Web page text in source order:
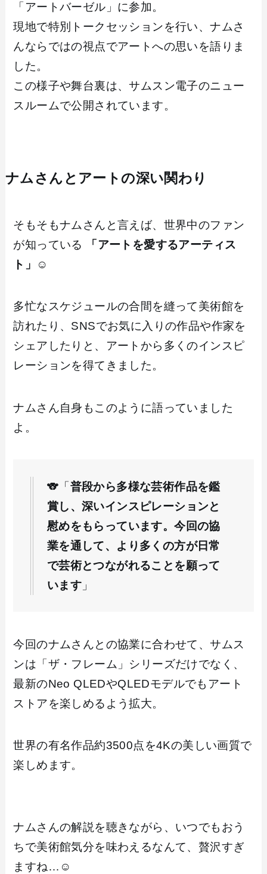
「アートバーゼル」に参加。
現地で特別トークセッションを行い、ナムさ
んならではの視点でアートへの思いを語りま
した。
この様子や舞台裏は、サムスン電子のニュー
スルームで公開されています。
ナムさんとアートの深い関わり
そもそもナムさんと言えば、世界中のファン
が知っている
「アートを愛するアーティス
ト」
☺️
多忙なスケジュールの合間を縫って美術館を
訪れたり、SNSでお気に入りの作品や作家を
シェアしたりと、アートから多くのインスピ
レーションを得てきました。
ナムさん自身もこのように語っていました
よ。
🐨「普段から多様な芸術作品を鑑
賞し、深いインスピレーションと
慰めをもらっています。今回の協
業を通して、より多くの方が日常
で芸術とつながれることを願って
います 」
今回のナムさんとの協業に合わせて、サムス
ンは「ザ・フレーム」シリーズだけでなく、
最新のNeo QLEDやQLEDモデルでもアート
ストアを楽しめるよう拡大。
世界の有名作品約3500点を4Kの美しい画質で
楽しめます。
ナムさんの解説を聴きながら、いつでもおう
ちで美術館気分を味わえるなんて、贅沢すぎ
ますね…☺️